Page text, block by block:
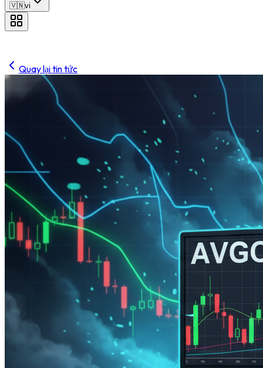
🇻🇳vi
Quay lại tin tức